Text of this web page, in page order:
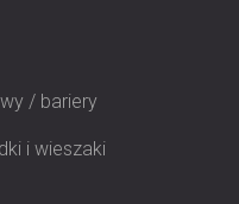
/ bariery
i wieszaki